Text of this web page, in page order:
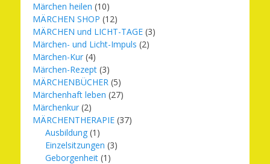
Märchen heilen (10)
MÄRCHEN SHOP (12)
MÄRCHEN und LICHT-TAGE (3)
Märchen- und Licht-Impuls (2)
Märchen-Kur (4)
Märchen-Rezept (3)
MÄRCHENBÜCHER (5)
Märchenhaft leben (27)
Märchenkur (2)
MÄRCHENTHERAPIE (37)
Ausbildung (1)
Einzelsitzungen (3)
Geborgenheit (1)